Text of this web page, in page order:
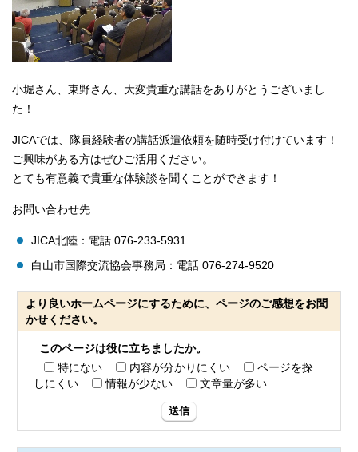
小堀さん、東野さん、大変貴重な講話をありがとうございまし
た！
JICAでは、隊員経験者の講話派遣依頼を随時受け付けています！
ご興味がある方はぜひご活用ください。
とても有意義で貴重な体験談を聞くことができます！
お問い合わせ先
JICA北陸：電話 076-233-5931
白山市国際交流協会事務局：電話 076-274-9520
より良いホームページにするために、ページのご感想をお聞
かせください。
このページは役に立ちましたか。
特にない
内容が分かりにくい
ページを探
しにくい
情報が少ない 文章量が多い
送信